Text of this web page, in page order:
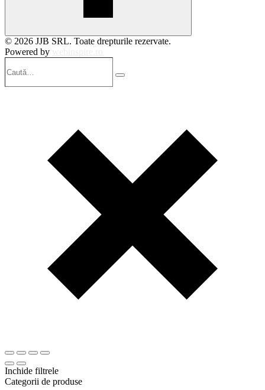
© 2026 JJB SRL. Toate drepturile rezervate.
Powered by
Search
Inchide filtrele
Categorii de produse